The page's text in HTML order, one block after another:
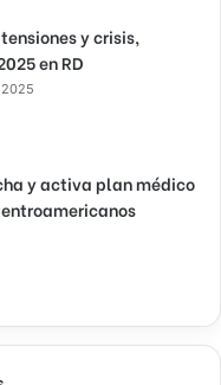
y crisis,
en RD
y activa plan médico